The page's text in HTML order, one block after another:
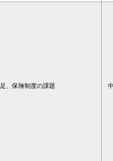
、保険制度の課題